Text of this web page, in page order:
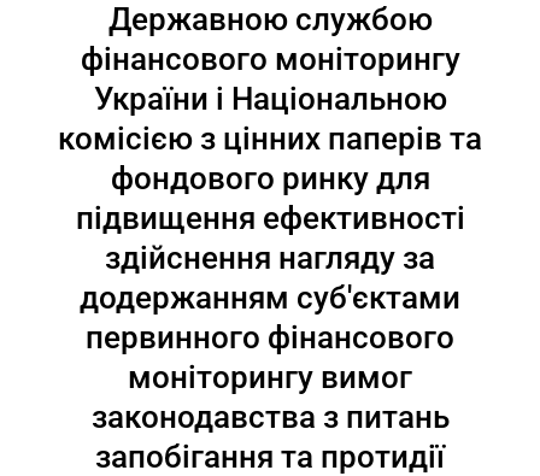
Державною службою
фінансового моніторингу
України і Національною
комісією з цінних паперів та
фондового ринку для
підвищення ефективності
здійснення нагляду за
додержанням суб'єктами
первинного фінансового
моніторингу вимог
законодавства з питань
запобігання та протидії